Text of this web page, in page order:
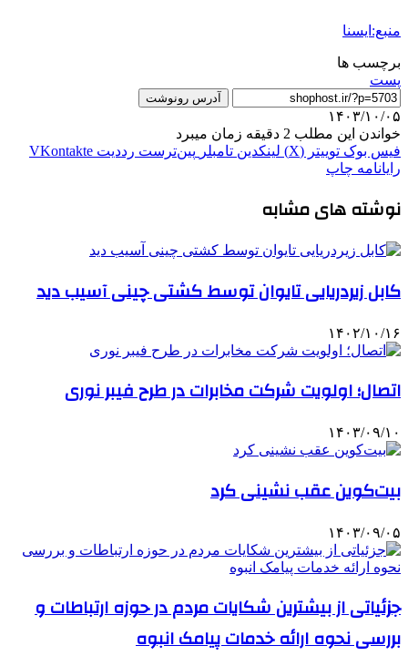
منبع:ایسنا
برچسب ها
پست
آدرس رونوشت
۱۴۰۳/۱۰/۰۵
خواندن این مطلب 2 دقیقه زمان میبرد
فیس بوک توییتر (X) لینکدین ‫تامبلر ‫پین‌ترست ‫رددیت ‫VKontakte
رایانامه چاپ
نوشته های مشابه
کابل زیردریایی تایوان توسط کشتی چینی آسیب دید
۱۴۰۲/۱۰/۱۶
اتصال؛ اولویت شرکت مخابرات در طرح فیبر نوری
۱۴۰۳/۰۹/۱۰
بیت‌کوین عقب نشینی کرد
۱۴۰۳/۰۹/۰۵
جزئیاتی از بیشترین شکایات مردم در حوزه ارتباطات و
بررسی نحوه ارائه خدمات پیامک‌ انبوه